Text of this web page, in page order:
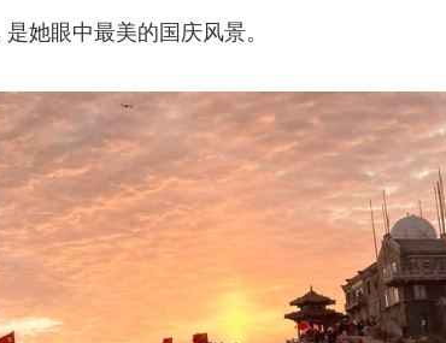
她眼中最美的国庆风景。